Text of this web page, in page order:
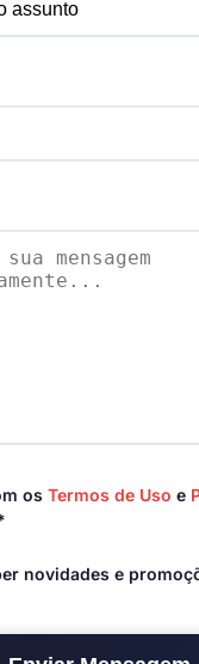
os Termos de Uso e
novidades e